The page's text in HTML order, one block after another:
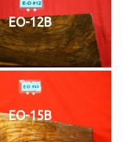
EO-12B
EO-15B